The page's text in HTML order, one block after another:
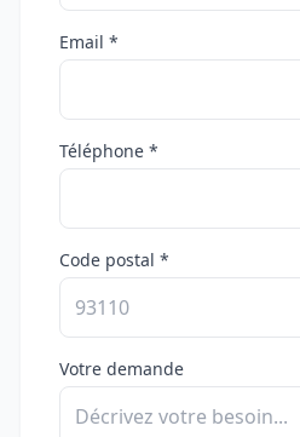
Email *
Téléphone *
Code postal *
Votre demande